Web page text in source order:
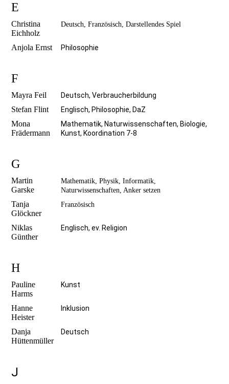
E
Christina
Eichholz
Deutsch, Französisch, Darstellendes Spiel
Anjola Ernst Philosophie
F
Mayra Feil Deutsch, Verbraucherbildung
Stefan Flint Englisch, Philosophie, DaZ
Mona
Frädermann
Mathematik, Naturwissenschaften, Biologie,
Kunst, Koordination 7-8
G
Martin
Garske
Mathematik, Physik, Informatik,
Naturwissenschaften, Anker setzen
Tanja
Glöckner
Französisch
Niklas
Günther
Englisch, ev. Religion
H
Pauline
Harms
Kunst
Hanne
Heister
Inklusion
Danja
Hüttenmüller
Deutsch
J